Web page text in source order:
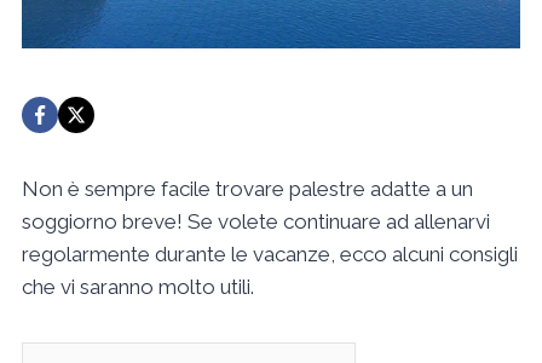
Non è sempre facile trovare palestre adatte a un
soggiorno breve! Se volete continuare ad allenarvi
regolarmente durante le vacanze, ecco alcuni consigli
che vi saranno molto utili.